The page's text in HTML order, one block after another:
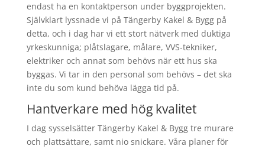
endast ha en kontaktperson under byggprojekten.
Självklart lyssnade vi på Tängerby Kakel & Bygg på
detta, och i dag har vi ett stort nätverk med duktiga
yrkeskunniga; plåtslagare, målare, VVS-tekniker,
elektriker och annat som behövs när ett hus ska
byggas. Vi tar in den personal som behövs – det ska
inte du som kund behöva lägga tid på.
Hantverkare med hög kvalitet
I dag sysselsätter Tängerby Kakel & Bygg tre murare
och plattsättare, samt nio snickare. Våra planer för